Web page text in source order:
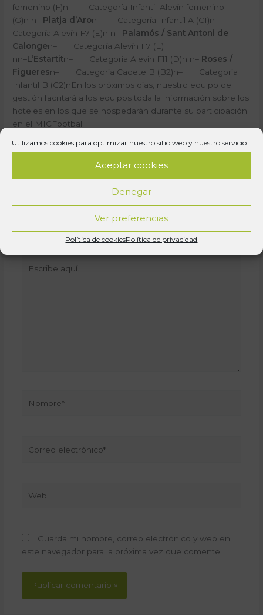
Utilizamos cookies para optimizar nuestro sitio web y nuestro servicio.
Aceptar cookies
Denegar
Ver preferencias
Política de cookiesPolítica de privacidad
femenino (F)n– Categoría Infantil-Alevín femenino
(G)n n– Platja d’Aron– Categoría Infantil A (C1)n–
Categoría Alevín F7 (E)n n– Palamós / Sant Antoni de
Calongen– Categoría Alevín F7 (E)
nn–L’Estartitn– Categoría Alevín F11 (D)n n– Roses /
Figueresn– Categoría Cadete B (B2)n– Categoría
Infantil B (C2)nEn los próximos días, nuestro equipo de
gestión facilitará a los equipos toda la información sobre los
hoteles en los que se hospedarán durante su participación
en el MICFootball.
Deja un comentario
Tu dirección de correo electrónico no será publicada.
Los campos obligatorios están marcados con
aquí...
electrónico*
Guarda mi nombre, correo electrónico y web en
este navegador para la próxima vez que comente.